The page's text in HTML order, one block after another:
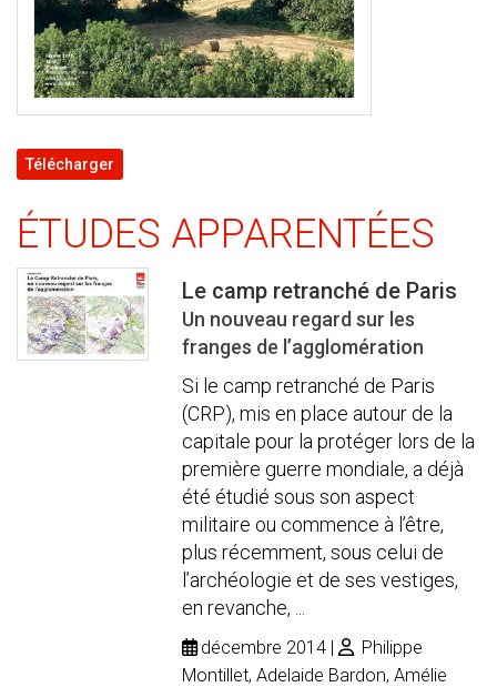
Télécharger
ÉTUDES APPARENTÉES
Le camp retranché de Paris
Un nouveau regard sur les
franges de l’agglomération
Si le camp retranché de Paris
(CRP), mis en place autour de la
capitale pour la protéger lors de la
première guerre mondiale, a déjà
été étudié sous son aspect
militaire ou commence à l’être,
plus récemment, sous celui de
l’archéologie et de ses vestiges,
en revanche, ...
décembre 2014
Philippe
Montillet, Adelaide Bardon, Amélie